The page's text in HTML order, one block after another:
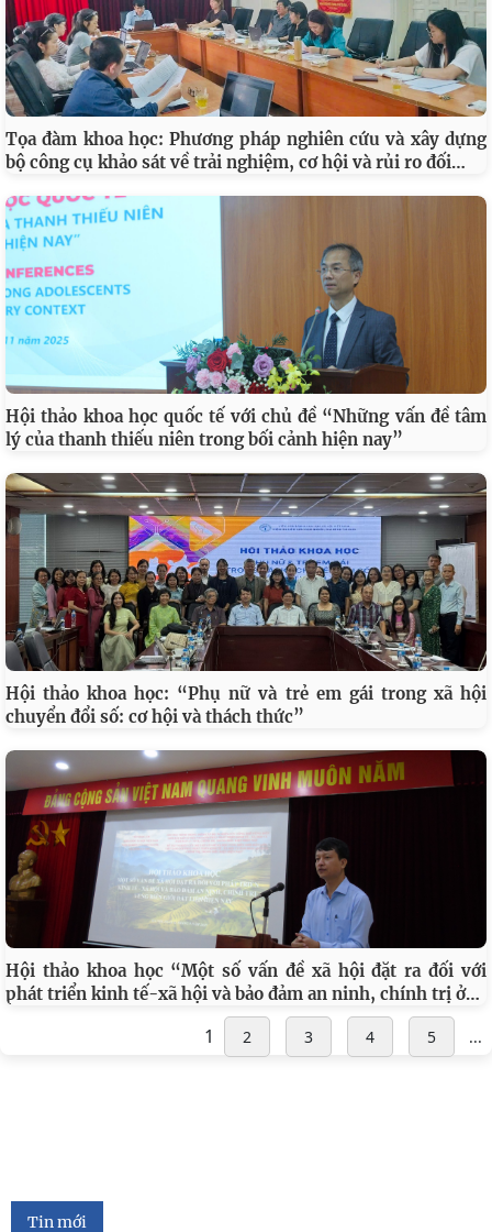
Tọa đàm khoa học: Phương pháp nghiên cứu và xây dựng
bộ công cụ khảo sát về trải nghiệm, cơ hội và rủi ro đối…
Hội thảo khoa học quốc tế với chủ đề “Những vấn đề tâm
lý của thanh thiếu niên trong bối cảnh hiện nay”
Hội thảo khoa học: “Phụ nữ và trẻ em gái trong xã hội
chuyển đổi số: cơ hội và thách thức”
Hội thảo khoa học “Một số vấn đề xã hội đặt ra đối với
phát triển kinh tế-xã hội và bảo đảm an ninh, chính trị ở…
1 2 3 4 5 ...